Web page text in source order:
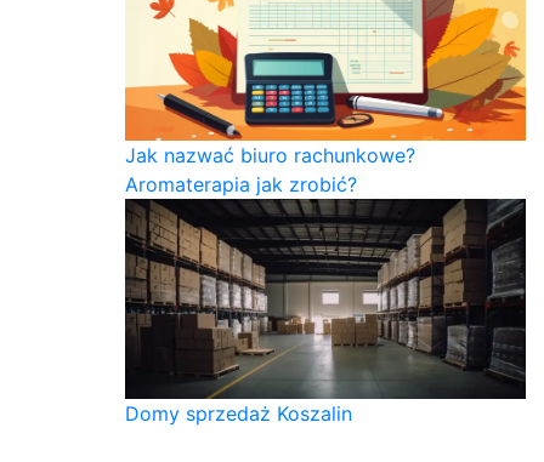
Jak nazwać biuro rachunkowe?
Aromaterapia jak zrobić?
Domy sprzedaż Koszalin